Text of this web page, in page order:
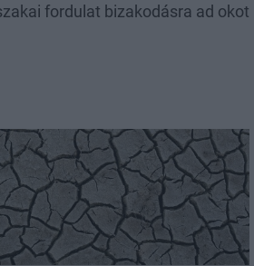
fordulat bizakodásra ad okot